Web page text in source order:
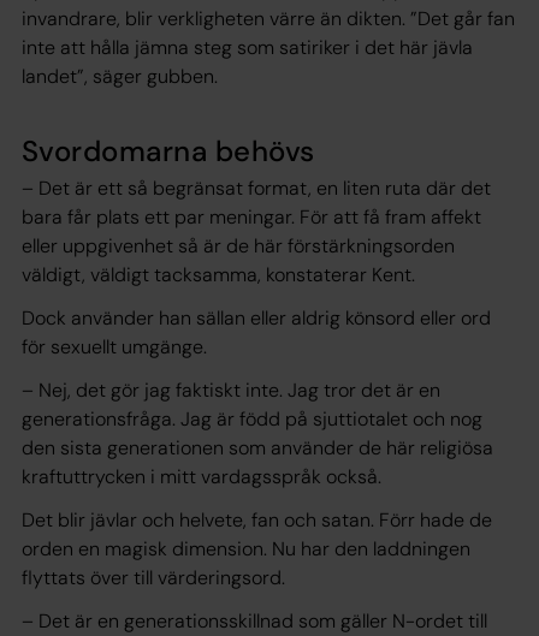
invandrare, blir verkligheten värre än dikten. ”Det går fan
inte att hålla jämna steg som satiriker i det här jävla
landet”, säger gubben.
Svordomarna behövs
– Det är ett så begränsat format, en liten ruta där det
bara får plats ett par meningar. För att få fram affekt
eller uppgivenhet så är de här förstärkningsorden
väldigt, väldigt tacksamma, konstaterar Kent.
Dock använder han sällan eller aldrig könsord eller ord
för sexuellt umgänge.
– Nej, det gör jag faktiskt inte. Jag tror det är en
generationsfråga. Jag är född på sjuttiotalet och nog
den sista generationen som använder de här religiösa
kraftuttrycken i mitt vardagsspråk också.
Det blir jävlar och helvete, fan och satan. Förr hade de
orden en magisk dimension. Nu har den laddningen
flyttats över till värderingsord.
– Det är en generationsskillnad som gäller N-ordet till